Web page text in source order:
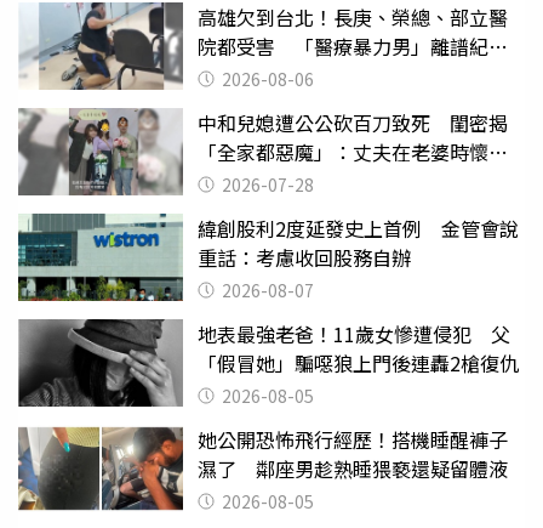
高雄欠到台北！長庚、榮總、部立醫
院都受害 「醫療暴力男」離譜紀錄
曝光2026-08-06
中和兒媳遭公公砍百刀致死 閨密揭
「全家都惡魔」：丈夫在老婆時懷孕
摔東西
2026-07-28
緯創股利2度延發史上首例 金管會說
重話：考慮收回股務自辦
2026-08-07
地表最強老爸！11歲女慘遭侵犯 父
「假冒她」騙噁狼上門後連轟2槍復仇
2026-08-05
她公開恐怖飛行經歷！搭機睡醒褲子
濕了 鄰座男趁熟睡猥褻還疑留體液
2026-08-05